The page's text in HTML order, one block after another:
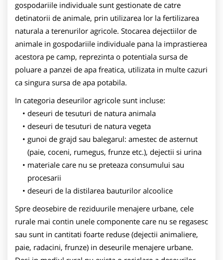
gospodariile individuale sunt gestionate de catre
detinatorii de animale, prin utilizarea lor la fertilizarea
naturala a terenurilor agricole. Stocarea dejectiilor de
animale in gospodariile individuale pana la imprastierea
acestora pe camp, reprezinta o potentiala sursa de
poluare a panzei de apa freatica, utilizata in multe cazuri
ca singura sursa de apa potabila.
In categoria deseurilor agricole sunt incluse:
deseuri de tesuturi de natura animala
deseuri de tesuturi de natura vegeta
gunoi de grajd sau balegarul: amestec de asternut
(paie, coceni, rumegus, frunze etc.), dejectii si urina
materiale care nu se preteaza consumului sau
procesarii
deseuri de la distilarea bauturilor alcoolice
Spre deosebire de reziduurile menajere urbane, cele
rurale mai contin unele componente care nu se regasesc
sau sunt in cantitati foarte reduse (dejectii animaliere,
paie, radacini, frunze) in deseurile menajere urbane.